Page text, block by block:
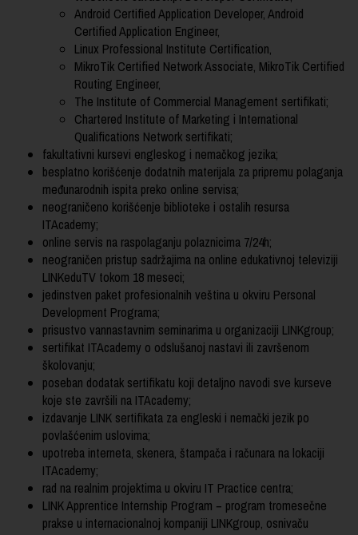
Android Certified Application Developer, Android
Certified Application Engineer,
Linux Professional Institute Certification,
MikroTik Certified Network Associate, MikroTik Certified
Routing Engineer,
The Institute of Commercial Management sertifikati;
Chartered Institute of Marketing i International
Qualifications Network sertifikati;
fakultativni kursevi engleskog i nemačkog jezika;
besplatno korišćenje dodatnih materijala za pripremu polaganja
međunarodnih ispita preko online servisa;
neograničeno korišćenje biblioteke i ostalih resursa
ITAcademy;
online servis na raspolaganju polaznicima 7/24h;
neograničen pristup sadržajima na online edukativnoj televiziji
LINKeduTV tokom 18 meseci;
jedinstven paket profesionalnih veština u okviru Personal
Development Programa;
prisustvo vannastavnim seminarima u organizaciji LINKgroup;
sertifikat ITAcademy o odslušanoj nastavi ili završenom
školovanju;
poseban dodatak sertifikatu koji detaljno navodi sve kurseve
koje ste završili na ITAcademy;
izdavanje LINK sertifikata za engleski i nemački jezik po
povlašćenim uslovima;
upotreba interneta, skenera, štampača i računara na lokaciji
ITAcademy;
rad na realnim projektima u okviru IT Practice centra;
LINK Apprentice Internship Program − program tromesečne
prakse u internacionalnoj kompaniji LINKgroup, osnivaču